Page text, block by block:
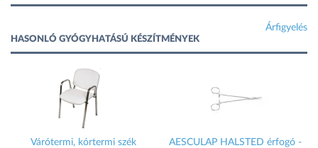
Árfigyelés
HASONLÓ GYÓGYHATÁSÚ KÉSZÍTMÉNYEK
Várótermi, kórtermi szék
AESCULAP HALSTED érfogó -